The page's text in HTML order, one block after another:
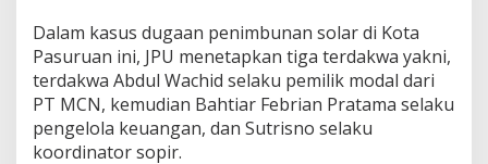
Dalam kasus dugaan penimbunan solar di Kota
Pasuruan ini, JPU menetapkan tiga terdakwa yakni,
terdakwa Abdul Wachid selaku pemilik modal dari
PT MCN, kemudian Bahtiar Febrian Pratama selaku
pengelola keuangan, dan Sutrisno selaku
koordinator sopir.